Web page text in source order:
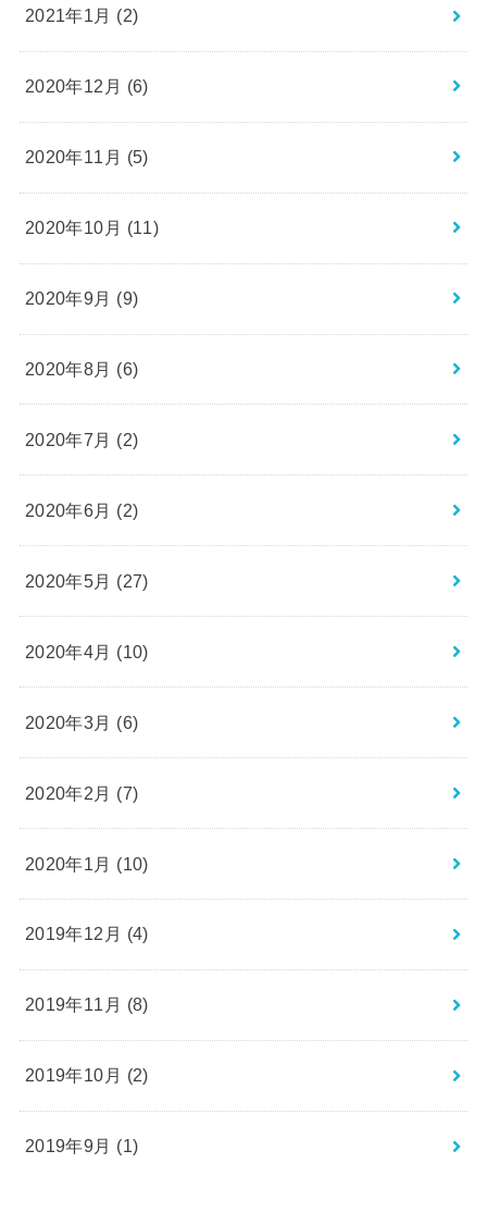
2021年1月 (2)
2020年12月 (6)
2020年11月 (5)
2020年10月 (11)
2020年9月 (9)
2020年8月 (6)
2020年7月 (2)
2020年6月 (2)
2020年5月 (27)
2020年4月 (10)
2020年3月 (6)
2020年2月 (7)
2020年1月 (10)
2019年12月 (4)
2019年11月 (8)
2019年10月 (2)
2019年9月 (1)